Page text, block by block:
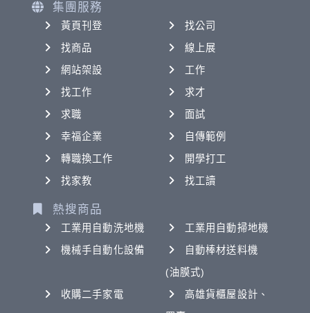
集團服務
黃頁刊登
找公司
找商品
線上展
網站架設
工作
找工作
求才
求職
面試
幸福企業
自傳範例
轉職換工作
開學打工
找家教
找工讀
熱搜商品
工業用自動洗地機
工業用自動掃地機
機械手自動化設備
自動棒材送料機
(油膜式)
收購二手家電
高雄貨櫃屋設計、